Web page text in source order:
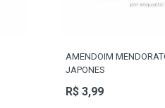
AMENDOIM
JAPONES
R$ 3,99